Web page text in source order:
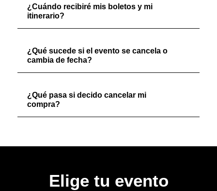
¿Cuándo recibiré mis boletos y mi
itinerario?
¿Qué sucede si el evento se cancela o
cambia de fecha?
¿Qué pasa si decido cancelar mi
compra?
Elige tu evento